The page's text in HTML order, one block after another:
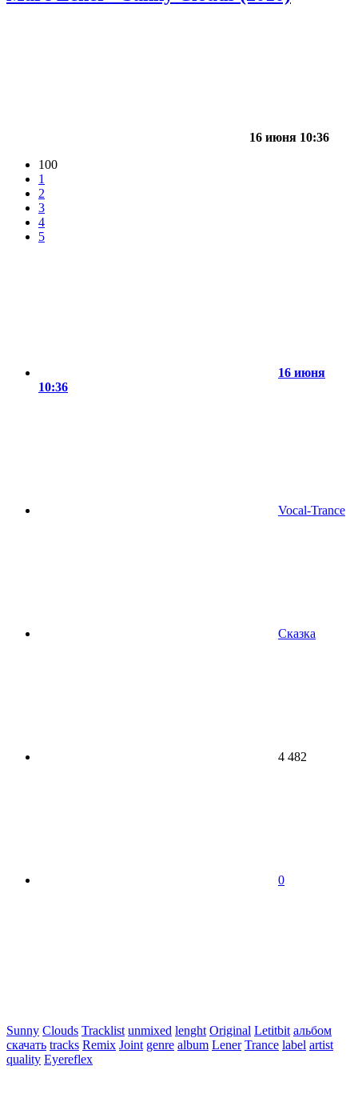
16 июня 10:36
100
1
2
3
4
5
16 июня
10:36
Vocal-Trance
Сказка
4 482
0
Sunny Clouds Tracklist unmixed lenght Original Letitbit альбом
скачать tracks Remix Joint genre album Lener Trance label artist
quality Eyereflex